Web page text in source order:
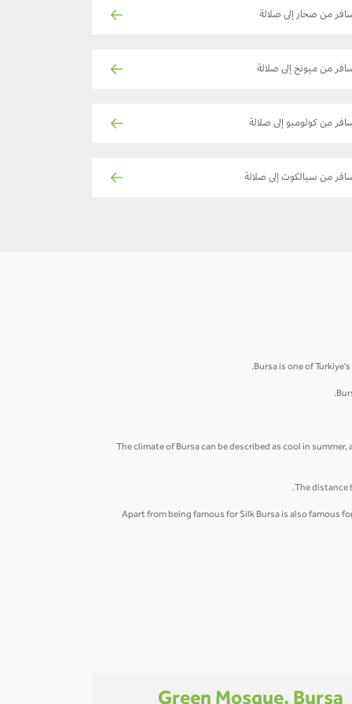
من صحار إلى صلالة
من ميونخ إلى صلالة
من كولومبو إلى صلالة
من سيالكوت إلى صلالة
Bursa is one of
The climate of Bursa can be described as cool in
The
Apart from being famous for Silk Bursa is also famous